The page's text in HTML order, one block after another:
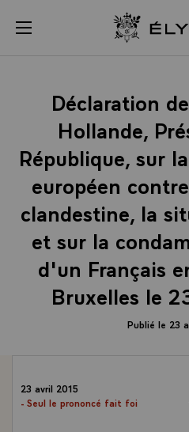
menu
Déclaration
Hollande,
République, sur
européen
clandestine, la
et sur la
d'un Français
Bruxelles le
Publié le 23
23 avril 2015
- Seul le prononcé fait foi
Panneau de gestion des cookies